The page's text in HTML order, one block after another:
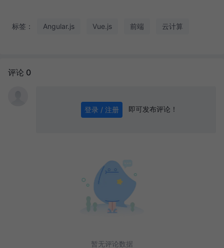
标签： Angular.js Vue.js 前端 云计算
评论 0
登录 / 注册 即可发布评论！
暂无评论数据